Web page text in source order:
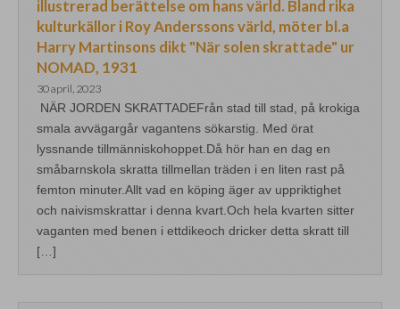
illustrerad berättelse om hans värld. Bland rika
kulturkällor i Roy Anderssons värld, möter bl.a
Harry Martinsons dikt "När solen skrattade" ur
NOMAD, 1931
30 april, 2023
NÄR JORDEN SKRATTADEFrån stad till stad, på krokiga
smala avvägargår vagantens sökarstig. Med örat
lyssnande tillmänniskohoppet.Då hör han en dag en
småbarnskola skratta tillmellan träden i en liten rast på
femton minuter.Allt vad en köping äger av uppriktighet
och naivismskrattar i denna kvart.Och hela kvarten sitter
vaganten med benen i ettdikeoch dricker detta skratt till
[…]